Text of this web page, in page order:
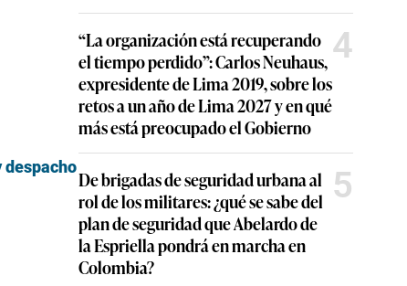
despacho
“La organización está recuperando
el tiempo perdido”: Carlos Neuhaus,
expresidente de Lima 2019, sobre los
retos a un año de Lima 2027 y en qué
más está preocupado el Gobierno
4
De brigadas de seguridad urbana al
rol de los militares: ¿qué se sabe del
plan de seguridad que Abelardo de
la Espriella pondrá en marcha en
Colombia?
5